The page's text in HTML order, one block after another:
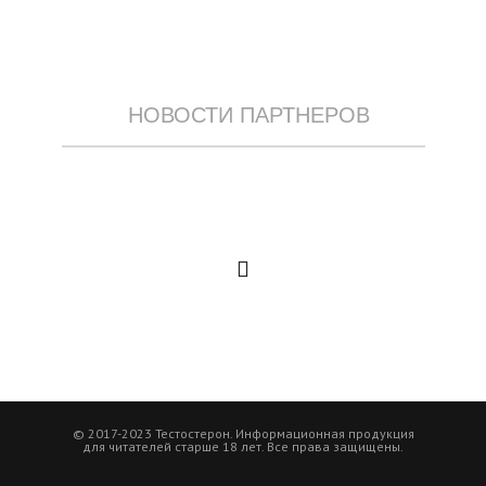
НОВОСТИ ПАРТНЕРОВ
© 2017-2023 Тестостерон. Информационная продукция
для читателей старше 18 лет. Все права защищены.